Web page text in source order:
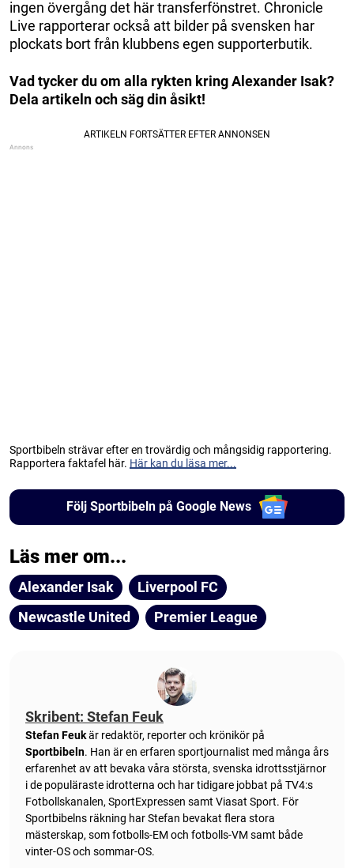
ingen övergång det här transferfönstret. Chronicle
Live rapporterar också att bilder på svensken har
plockats bort från klubbens egen supporterbutik.
Vad tycker du om alla rykten kring Alexander Isak?
Dela artikeln och säg din åsikt!
Sportbibeln strävar efter en trovärdig och mångsidig rapportering.
Rapportera faktafel här. Här kan du läsa mer...
Följ Sportbibeln på Google News
Läs mer om...
Alexander Isak
Liverpool FC
Newcastle United
Premier League
Skribent: Stefan Feuk
Stefan Feukär redaktör, reporter och krönikör på
Sportbibeln. Han är en erfaren sportjournalist med många års
erfarenhet av att bevaka våra största, svenska idrottsstjärnor
i de populäraste idrotterna och har tidigare jobbat på TV4:s
Fotbollskanalen, SportExpressen samt Viasat Sport. För
Sportbibelns räkning har Stefan bevakat flera stora
mästerskap, som fotbolls-EM och fotbolls-VM samt både
vinter-OS och sommar-OS.